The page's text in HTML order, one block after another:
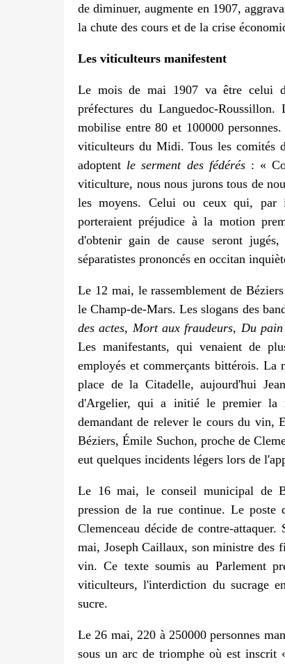
de diminuer, augmente en 1907,
la chute des cours et de la crise
Les viticulteurs manifestent
Le mois de mai 1907 va être celui
préfectures du Languedoc-
mobilise entre 80 et 100000
viticulteurs du Midi. Tous les comités
adoptent le serment des fédérés : «
viticulture, nous nous jurons tous de
les moyens. Celui ou ceux qui, par
porteraient préjudice à la motion
d'obtenir gain de cause seront
séparatistes prononcés en occitan
Le 12 mai, le rassemblement de
le Champ-de-Mars. Les slogans des
des actes, Mort aux fraudeurs, Du
Les manifestants, qui venaient de
employés et commerçants bittérois. La
place de la Citadelle, aujourd'hui
d'Argelier, qui a initié le premier la
demandant de relever le cours du vin,
Béziers, Émile Suchon, proche de
eut quelques incidents légers lors de
Le 16 mai, le conseil municipal de
pression de la rue continue. Le
Clemenceau décide de contre-
mai, Joseph Caillaux, son ministre des
vin. Ce texte soumis au Parlement
viticulteurs, l'interdiction du sucrage
sucre.
Le 26 mai, 220 à 250000 personnes
sous un arc de triomphe où est inscrit